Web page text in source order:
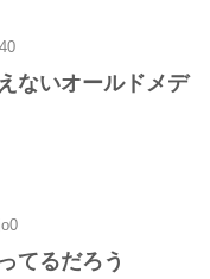
ないオールドメデ
てるだろう